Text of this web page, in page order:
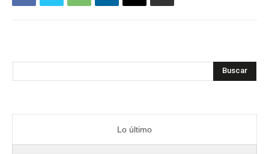
Buscar
Lo último